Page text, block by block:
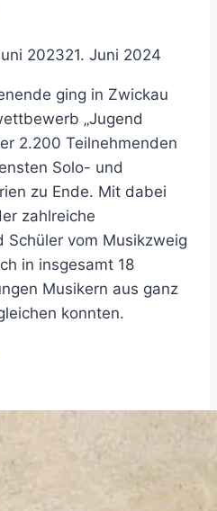
202321. Juni 2024
ging in Zwickau
„Jugend
2.200 Teilnehmenden
Solo- und
zu Ende. Mit dabei
zahlreiche
Schüler vom Musikzweig
in insgesamt 18
Musikern aus ganz
konnten.